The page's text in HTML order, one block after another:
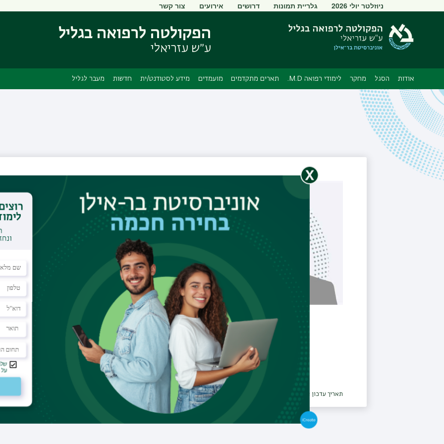
העיקרי
ניווט
תפריט
ניוזלטר יולי 2026 גלריית תמונות דרושים אירועים צור קשר
הפקולטה לרפואה בגליל
ע״ש עזריאלי
אודות הסגל מחקר לימודי רפואה M.D. תארים מתקדמים מועמדים מידע לסטודנט/ית חדשות מעבר לגליל
ד"ר אדוארד קייקוב
מדריך קליני
מרכז רפואי
המרכז הרפואי לגליל, נהריה
מחלקה
גריאטריה
תאריך עדכון אחרון : 20/04/2026